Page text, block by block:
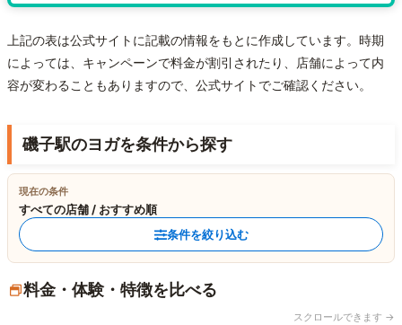
上記の表は公式サイトに記載の情報をもとに作成しています。時期
によっては、キャンペーンで料金が割引されたり、店舗によって内
容が変わることもありますので、公式サイトでご確認ください。
磯子駅のヨガを条件から探す
現在の条件
すべての店舗 / おすすめ順
条件を絞り込む
料金・体験・特徴を比べる
スクロールできます →